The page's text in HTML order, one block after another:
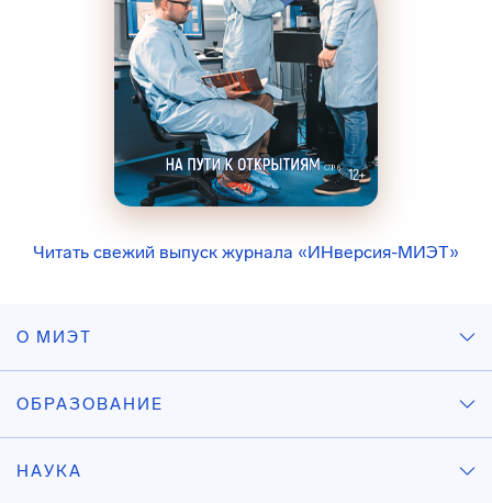
Читать свежий выпуск журнала «ИНверсия-МИЭТ»
О МИЭТ
ОБРАЗОВАНИЕ
НАУКА